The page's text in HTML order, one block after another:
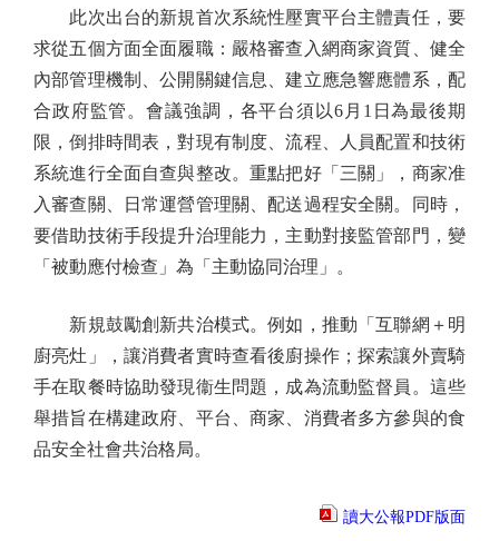
此次出台的新規首次系統性壓實平台主體責任，要
求從五個方面全面履職：嚴格審查入網商家資質、健全
內部管理機制、公開關鍵信息、建立應急響應體系，配
合政府監管。會議強調，各平台須以6月1日為最後期
限，倒排時間表，對現有制度、流程、人員配置和技術
系統進行全面自查與整改。重點把好「三關」，商家准
入審查關、日常運營管理關、配送過程安全關。同時，
要借助技術手段提升治理能力，主動對接監管部門，變
「被動應付檢查」為「主動協同治理」。
新規鼓勵創新共治模式。例如，推動「互聯網＋明
廚亮灶」，讓消費者實時查看後廚操作；探索讓外賣騎
手在取餐時協助發現衞生問題，成為流動監督員。這些
舉措旨在構建政府、平台、商家、消費者多方參與的食
品安全社會共治格局。
讀大公報PDF版面